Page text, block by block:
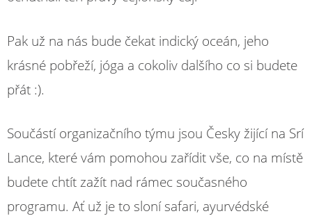
Pak už na nás bude čekat indický oceán, jeho
krásné pobřeží, jóga a cokoliv dalšího co si budete
přát :).
Součástí organizačního týmu jsou Česky žijící na Srí
Lance, které vám pomohou zařídit vše, co na místě
budete chtít zažít nad rámec současného
programu. Ať už je to sloní safari, ayurvédské